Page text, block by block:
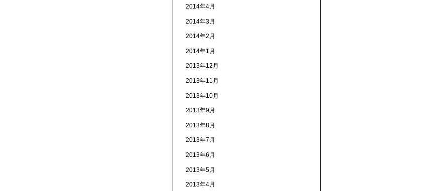
2014年4月
2014年3月
2014年2月
2014年1月
2013年12月
2013年11月
2013年10月
2013年9月
2013年8月
2013年7月
2013年6月
2013年5月
2013年4月